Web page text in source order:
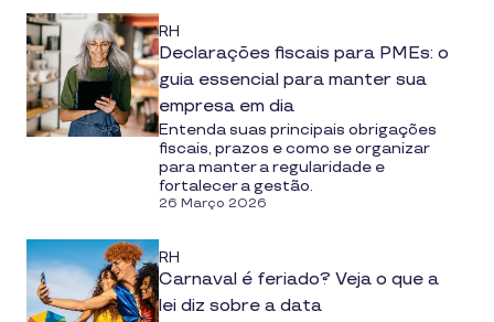
RH
Declarações fiscais para PMEs: o
guia essencial para manter sua
empresa em dia
Entenda suas principais obrigações
fiscais, prazos e como se organizar
para manter a regularidade e
fortalecer a gestão.
26 Março 2026
RH
Carnaval é feriado? Veja o que a
lei diz sobre a data